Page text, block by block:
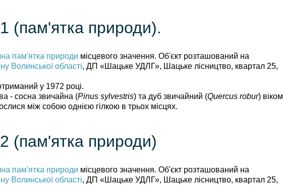
(пам'ятка природи).
пам'ятка природи місцевого значення. Об'єкт розташований на
Волинської області, ДП «Шацьке УДЛГ», Шацьке лісництво, квартал 25,
у 1972 році.
- сосна звичайна (Pinus sylvestris) та дуб звичайний (Quercus robur) віком
між собою однією гілкою в трьох місцях.
(пам'ятка природи)
пам'ятка природи місцевого значення. Об'єкт розташований на
Волинської області, ДП «Шацьке УДЛГ», Шацьке лісництво, квартал 25,